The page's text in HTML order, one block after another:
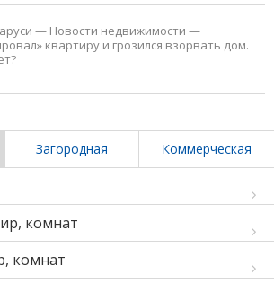
— Новости недвижимости —
квартиру и грозился взорвать дом.
Загородная Коммерческая
комнат
комнат